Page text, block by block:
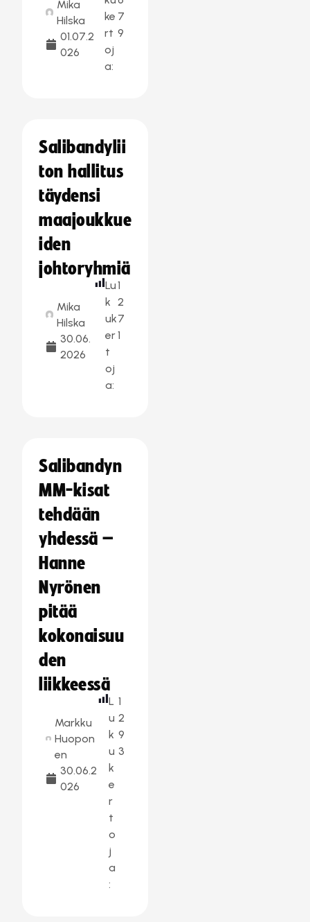
Mika
Hilska
01.07.2
026
ke
rt
oj
a:
7
9
Salibandylii
ton hallitus
täydensi
maajoukkue
iden
johtoryhmiä
Mika
Hilska
30.06.
2026
Lu
k
uk
er
t
oj
a:
1
2
7
1
Salibandyn
MM-kisat
tehdään
yhdessä –
Hanne
Nyrönen
pitää
kokonaisuu
den
liikkeessä
Markku
Huopon
en
30.06.2
026
L
u
k
u
k
e
r
t
o
j
a
:
1
2
9
3